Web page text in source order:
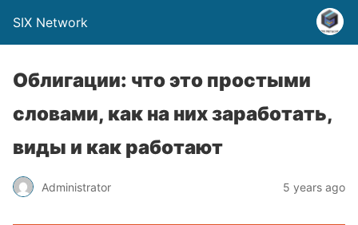
SIX Network
Облигации: что это простыми
словами, как на них заработать,
виды и как работают
Administrator 5 years ago